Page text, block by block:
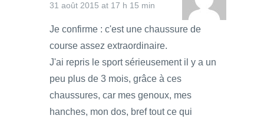
31 août 2015 at 17 h 15 min
Je confirme : c'est une chaussure de
course assez extraordinaire.
J'ai repris le sport sérieusement il y a un
peu plus de 3 mois, grâce à ces
chaussures, car mes genoux, mes
hanches, mon dos, bref tout ce qui